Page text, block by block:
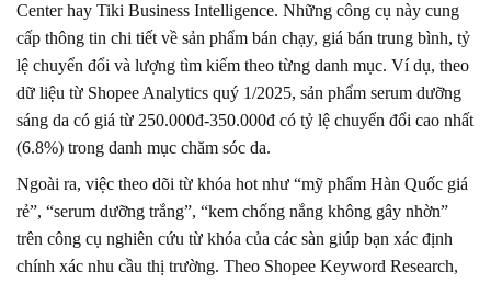
Center hay Tiki Business Intelligence. Những công cụ này cung
cấp thông tin chi tiết về sản phẩm bán chạy, giá bán trung bình, tỷ
lệ chuyển đổi và lượng tìm kiếm theo từng danh mục. Ví dụ, theo
dữ liệu từ Shopee Analytics quý 1/2025, sản phẩm serum dưỡng
sáng da có giá từ 250.000đ-350.000đ có tỷ lệ chuyển đổi cao nhất
(6.8%) trong danh mục chăm sóc da.
Ngoài ra, việc theo dõi từ khóa hot như “mỹ phẩm Hàn Quốc giá
rẻ”, “serum dưỡng trắng”, “kem chống nắng không gây nhờn”
trên công cụ nghiên cứu từ khóa của các sàn giúp bạn xác định
chính xác nhu cầu thị trường. Theo Shopee Keyword Research,